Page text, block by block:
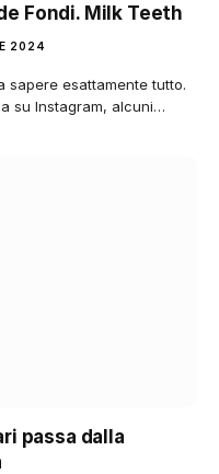
Fondi. Milk Teeth
2024
sapere esattamente tutto.
su Instagram, alcuni…
passa dalla